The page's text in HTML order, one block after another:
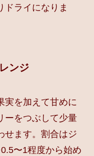
ドライになりま
ンジ
実を加えて甘めに
ーをつぶして少量
せます。割合はジ
〜1程度から始め